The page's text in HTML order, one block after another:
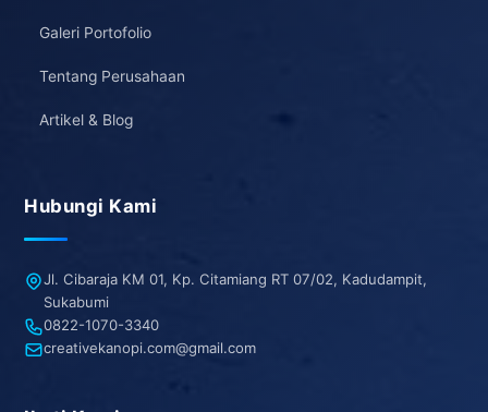
Galeri Portofolio
Tentang Perusahaan
Artikel & Blog
Hubungi Kami
Jl. Cibaraja KM 01, Kp. Citamiang RT 07/02, Kadudampit,
Sukabumi
0822-1070-3340
creativekanopi.com@gmail.com